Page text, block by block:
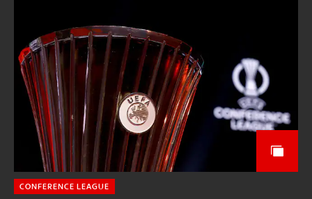
CONFERENCE LEAGUE